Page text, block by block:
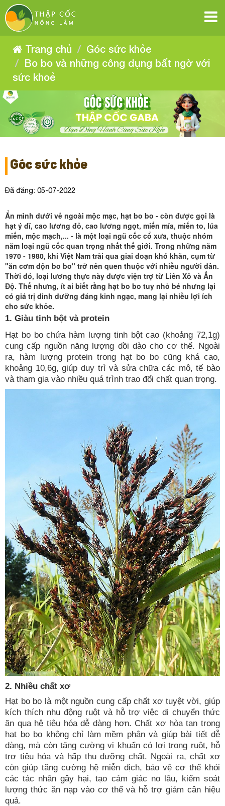
Bo
bo
và
những
công
dụng
bất
với
sức
khoẻ
Bo
bo
và
những
công
dụng
bất
ngờ
với
sức
khoẻ
Bo
bo
và
những
công
dụng
bất
ngờ
với
sức
khoẻ
Bo
bo
và
những
công
dụng
ngờ
sức
khoẻ
bo
và
những
công
khoẻ
bo
và
những
công
Trang chủ
Góc sức khỏe
Bo bo và những công dụng bất ngờ với
sức khoẻ
Góc sức khỏe
Đã đăng: 05-07-2022
Ẩn mình dưới vẻ ngoài mộc mạc, hạt bo bo - còn được gọi là
hạt ý dĩ, cao lương đỏ, cao lương ngọt, miến mía, miến to, lúa
miến, mộc mạch,... - là một loại ngũ cốc cổ xưa, thuộc nhóm
năm loại ngũ cốc quan trọng nhất thế giới. Trong những năm
1970 - 1980, khi Việt Nam trải qua giai đoạn khó khăn, cụm từ
"ăn cơm độn bo bo" trở nên quen thuộc với nhiều người dân.
Thời đó, loại lương thực này được viện trợ từ Liên Xô và Ấn
Độ. Thế nhưng, ít ai biết rằng hạt bo bo tuy nhỏ bé nhưng lại
có giá trị dinh dưỡng đáng kinh ngạc, mang lại nhiều lợi ích
cho sức khỏe.
1. Giàu tinh bột và protein
Hạt bo bo chứa hàm lượng tinh bột cao (khoảng 72,1g)
cung cấp nguồn năng lượng dồi dào cho cơ thể. Ngoài
ra, hàm lượng protein trong hạt bo bo cũng khá cao,
khoảng 10,6g, giúp duy trì và sửa chữa các mô, tế bào
và tham gia vào nhiều quá trình trao đổi chất quan trọng.
2. Nhiều chất xơ
Hạt bo bo là một nguồn cung cấp chất xơ tuyệt vời, giúp
kích thích nhu động ruột và hỗ trợ việc di chuyển thức
ăn qua hệ tiêu hóa dễ dàng hơn. Chất xơ hòa tan trong
hạt bo bo không chỉ làm mềm phân và giúp bài tiết dễ
dàng, mà còn tăng cường vi khuẩn có lợi trong ruột, hỗ
trợ tiêu hóa và hấp thu dưỡng chất. Ngoài ra, chất xơ
còn giúp tăng cường hệ miễn dịch, bảo vệ cơ thể khỏi
các tác nhân gây hại, tạo cảm giác no lâu, kiểm soát
lượng thức ăn nạp vào cơ thể và hỗ trợ giảm cân hiệu
quả.